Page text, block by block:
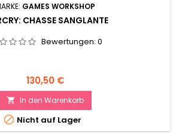
GAMES WORKSHOP
CHASSE SANGLANTE
Bewertungen: 0
Preis
130,50 €
 In den Warenkorb
 Nicht auf Lager